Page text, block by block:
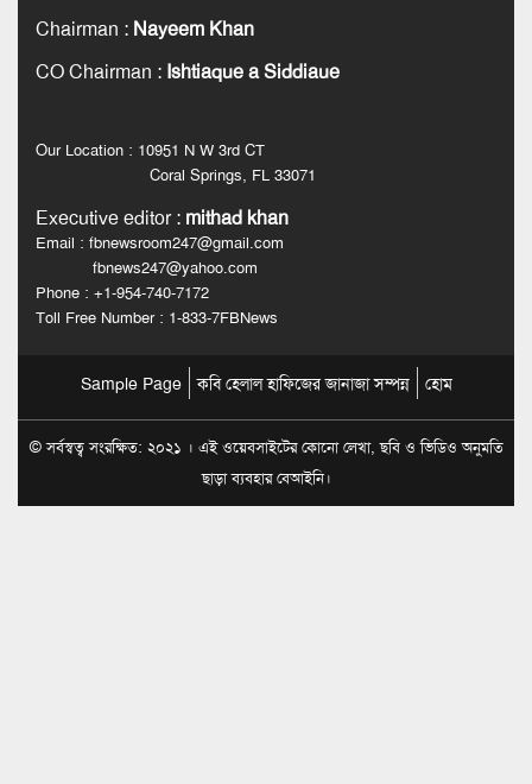
Chairman : Nayeem Khan
CO Chairman : Ishtiaque a Siddiaue
Our Location : 10951 N W 3rd CT
Coral Springs, FL 33071
Executive editor: mithad khan
Email : fbnewsroom247@gmail.com
fbnews247@yahoo.com
Phone : +1-954-740-7172
Toll Free Number : 1-833-7FBNews
Sample Page কবি হেলাল হাফিজের জানাজা সম্পন্ন হোম
© সর্বস্বত্ব সংরক্ষিত: ২০২১ । এই ওয়েবসাইটের কোনো লেখা, ছবি ও ভিডিও অনুমতি
ছাড়া ব্যবহার বেআইনি।